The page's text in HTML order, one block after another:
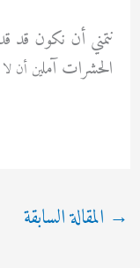
نتمني أن نكون قد
الحشرات آملين أن
→ المقالة السابقة